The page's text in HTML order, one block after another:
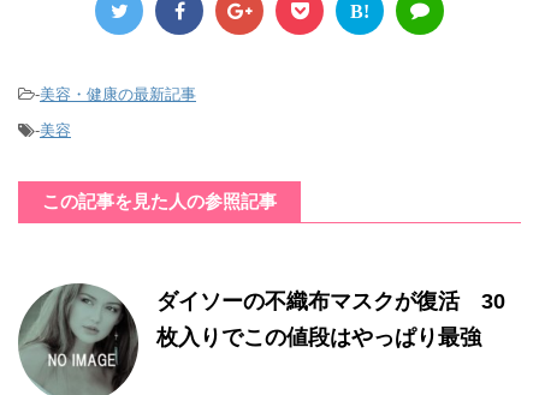
B!
-美容・健康の最新記事
-美容
この記事を見た人の参照記事
ダイソーの不織布マスクが復活 30
枚入りでこの値段はやっぱり最強